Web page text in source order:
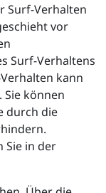
Surf-Verhalten
vor
Surf-Verhaltens
kann
können
durch die
Sie in der